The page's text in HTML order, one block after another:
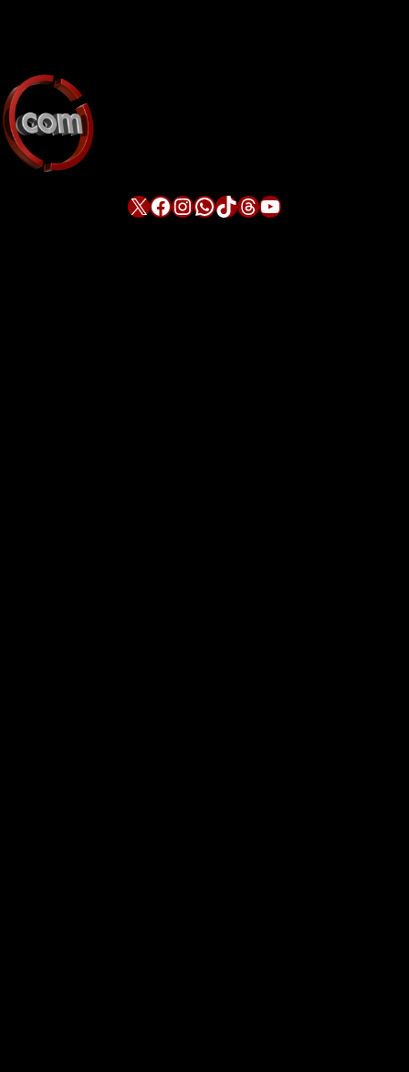
X Facebook InstagramWhatsApp TikTok Threads YouTube